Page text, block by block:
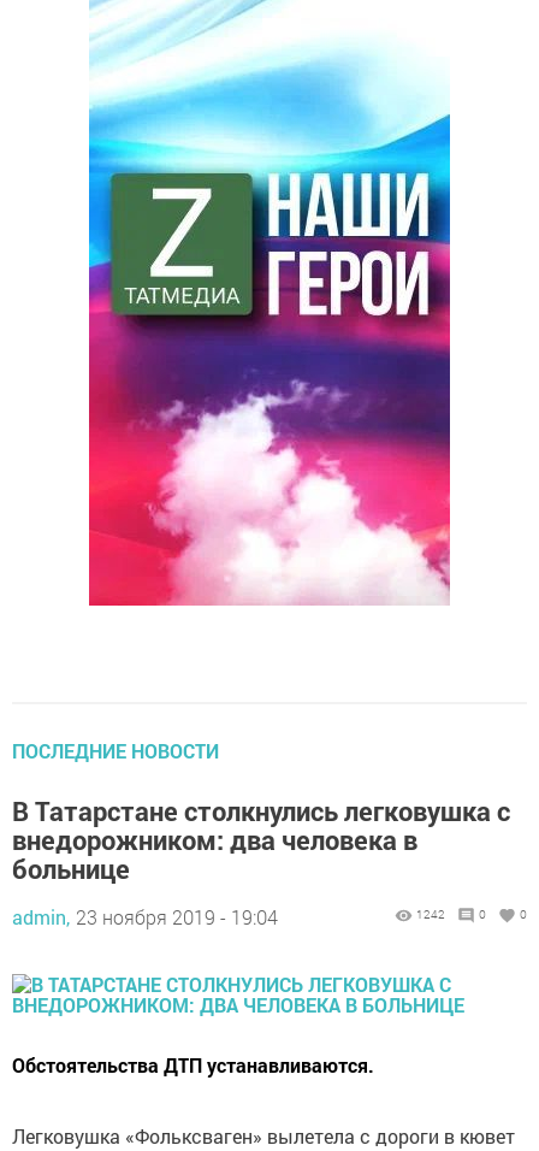
ПОСЛЕДНИЕ НОВОСТИ
В Татарстане столкнулись легковушка с
внедорожником: два человека в
больнице
admin, 23 ноября 2019 - 19:04 1242 0 0
Обстоятельства ДТП устанавливаются.
Легковушка «Фольксваген» вылетела с дороги в кювет